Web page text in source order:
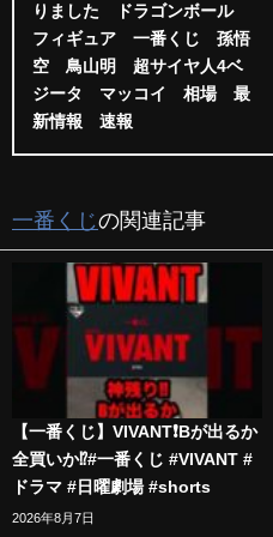
りました ドラゴンボール
フィギュア 一番くじ 孫悟
空 鳥山明 超サイヤ人4ベ
ジータ マッコイ 相場 最
新情報 速報
一番くじの関連記事
【一番くじ】VIVANT❗️Bが出るか
全買いか⁉️#一番くじ #VIVANT #
ドラマ #日曜劇場 #shorts
2026年8月7日